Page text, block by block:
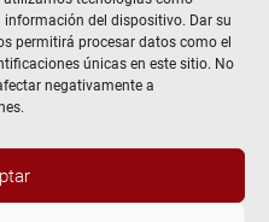
del dispositivo. Dar su
permitirá procesar datos como el
únicas en este sitio. No
negativamente a